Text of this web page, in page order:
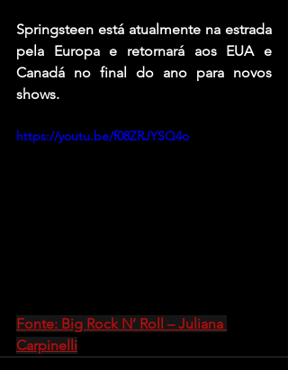
Springsteen está atualmente na estrada
pela Europa e retornará aos EUA e
Canadá no final do ano para novos
shows.
https://youtu.be/f08ZRJYSQ4o
Fonte: Big Rock N’ Roll – Juliana
Carpinelli